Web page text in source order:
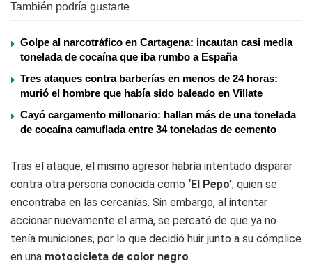
También podría gustarte
Golpe al narcotráfico en Cartagena: incautan casi media
tonelada de cocaína que iba rumbo a España
Tres ataques contra barberías en menos de 24 horas:
murió el hombre que había sido baleado en Villate
Cayó cargamento millonario: hallan más de una tonelada
de cocaína camuflada entre 34 toneladas de cemento
Tras el ataque, el mismo agresor habría intentado disparar
contra otra persona conocida como ‘El Pepo’, quien se
encontraba en las cercanías. Sin embargo, al intentar
accionar nuevamente el arma, se percató de que ya no
tenía municiones, por lo que decidió huir junto a su cómplice
en una motocicleta de color negro.